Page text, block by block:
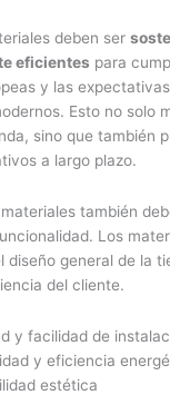
deben ser
eficientes para
y las
Esto no solo
sino que también
a largo plazo.
también
Los
diseño general de la
del cliente.
y facilidad de
y eficiencia
estética